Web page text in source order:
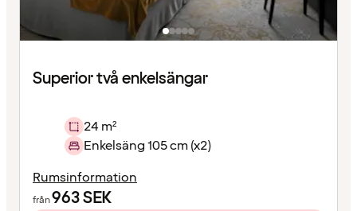
Superior två enkelsängar
24 m²
Enkelsäng 105 cm (x2)
Rumsinformation
från963SEK